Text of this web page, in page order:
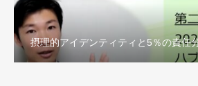
摂理的アイデンティティと5％の責任